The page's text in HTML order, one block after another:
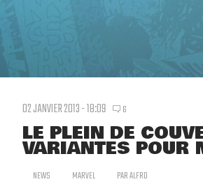
02 JANVIER 2013 - 18:09 6
LE PLEIN DE
VARIANTES POUR
NEWS MARVEL PARALFRO